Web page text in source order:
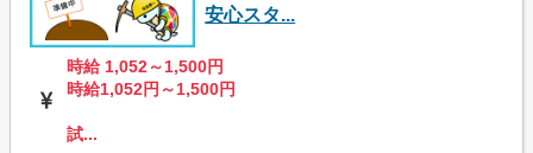
安心スタ...
時給 1,052～1,500円
時給1,052円～1,500円
試...